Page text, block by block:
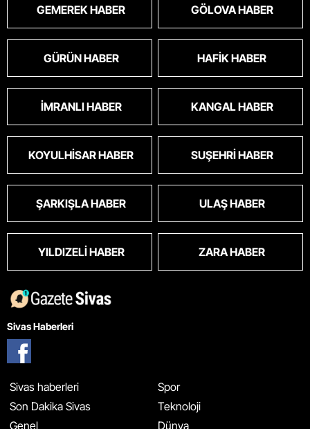
GEMEREK HABER GÖLOVA HABER
GÜRÜN HABER HAFIK HABER
İMRANLI HABER KANGAL HABER
KOYULHISAR HABER SUŞEHRI HABER
ŞARKIŞLA HABER ULAŞ HABER
YILDIZELI HABER ZARA HABER
Sivas Haberleri
Sivas haberleri
Son Dakika Sivas
Genel
Spor
Teknoloji
Dünya